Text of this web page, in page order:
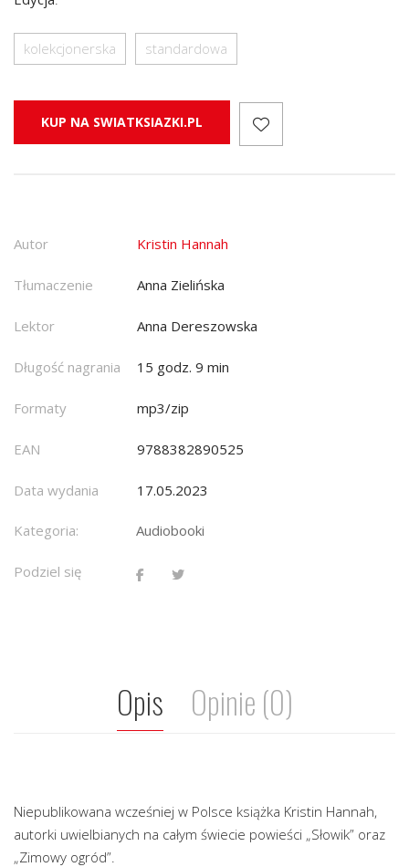
kolekcjonerska standardowa
KUP NA SWIATKSIAZKI.PL
Autor Kristin Hannah
Tłumaczenie Anna Zielińska
Lektor Anna Dereszowska
Długość nagrania 15 godz. 9 min
Formaty mp3/zip
EAN 9788382890525
Data wydania 17.05.2023
Kategoria: Audiobooki
Podziel się
Opis Opinie (0)
Niepublikowana wcześniej w Polsce książka Kristin Hannah,
autorki uwielbianych na całym świecie powieści „Słowik” oraz
„Zimowy ogród”.